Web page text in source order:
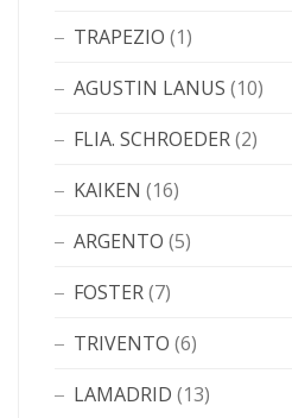
TRAPEZIO (1)
AGUSTIN LANUS (10)
FLIA. SCHROEDER(2)
KAIKEN (16)
ARGENTO (5)
FOSTER(7)
TRIVENTO (6)
LAMADRID (13)